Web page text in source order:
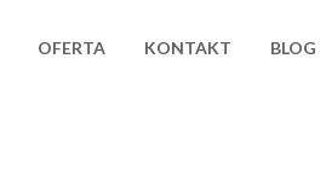
OFERTA KONTAKT BLOG